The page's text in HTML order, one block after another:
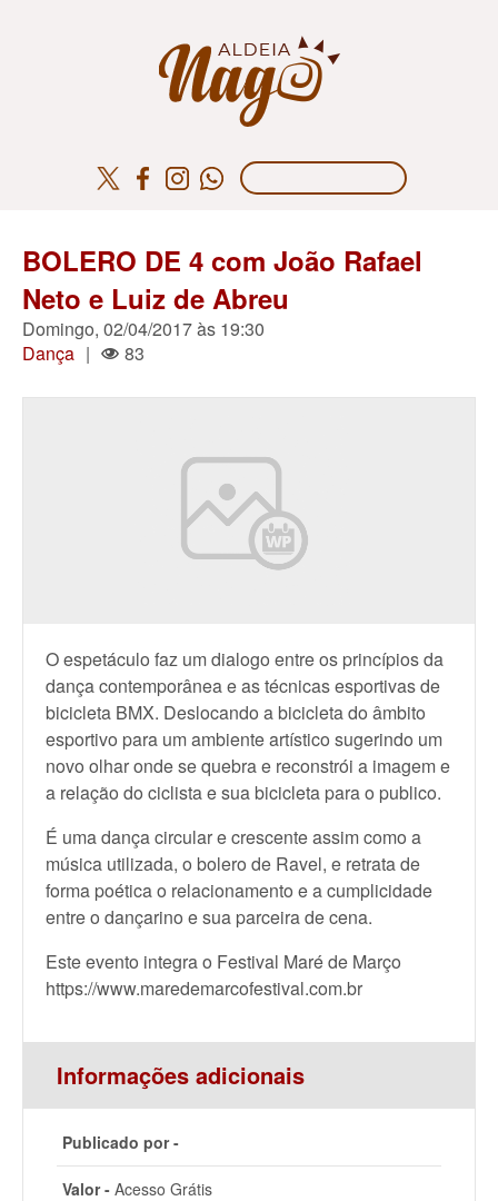
BOLERO DE 4 com João Rafael
Neto e Luiz de Abreu
Domingo, 02/04/2017 às 19:30
Dança | 83
O espetáculo faz um dialogo entre os princípios da
dança contemporânea e as técnicas esportivas de
bicicleta BMX. Deslocando a bicicleta do âmbito
esportivo para um ambiente artístico sugerindo um
novo olhar onde se quebra e reconstrói a imagem e
a relação do ciclista e sua bicicleta para o publico.
É uma dança circular e crescente assim como a
música utilizada, o bolero de Ravel, e retrata de
forma poética o relacionamento e a cumplicidade
entre o dançarino e sua parceira de cena.
Este evento integra o Festival Maré de Março
https://www.maredemarcofestival.com.br
Informações adicionais
Publicado por -
Valor - Acesso Grátis